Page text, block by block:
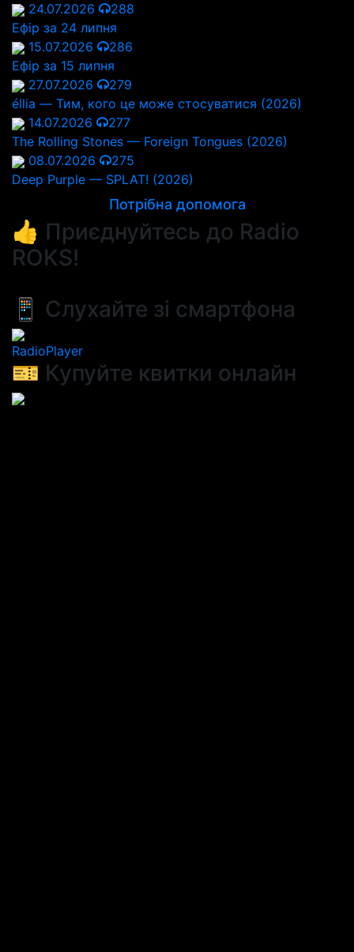
24.07.2026
288
Ефір за 24 липня
15.07.2026
286
Ефір за 15 липня
27.07.2026
279
éllia — Тим, кого це може стосуватися (2026)
14.07.2026
277
The Rolling Stones — Foreign Tongues (2026)
08.07.2026
275
Deep Purple — SPLAT! (2026)
Потрібна допомога
👍 Приєднуйтесь до Radio
ROKS!
📱 Слухайте зі смартфона
RadioPlayer
🎫 Купуйте квитки онлайн